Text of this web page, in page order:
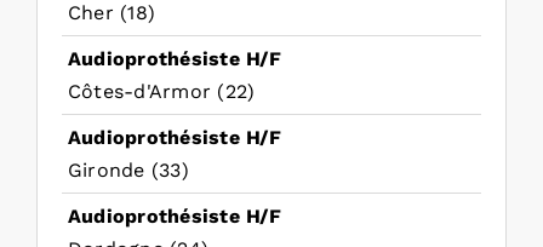
Cher (18)
Audioprothésiste H/F
Côtes-d'Armor (22)
Audioprothésiste H/F
Gironde (33)
Audioprothésiste H/F